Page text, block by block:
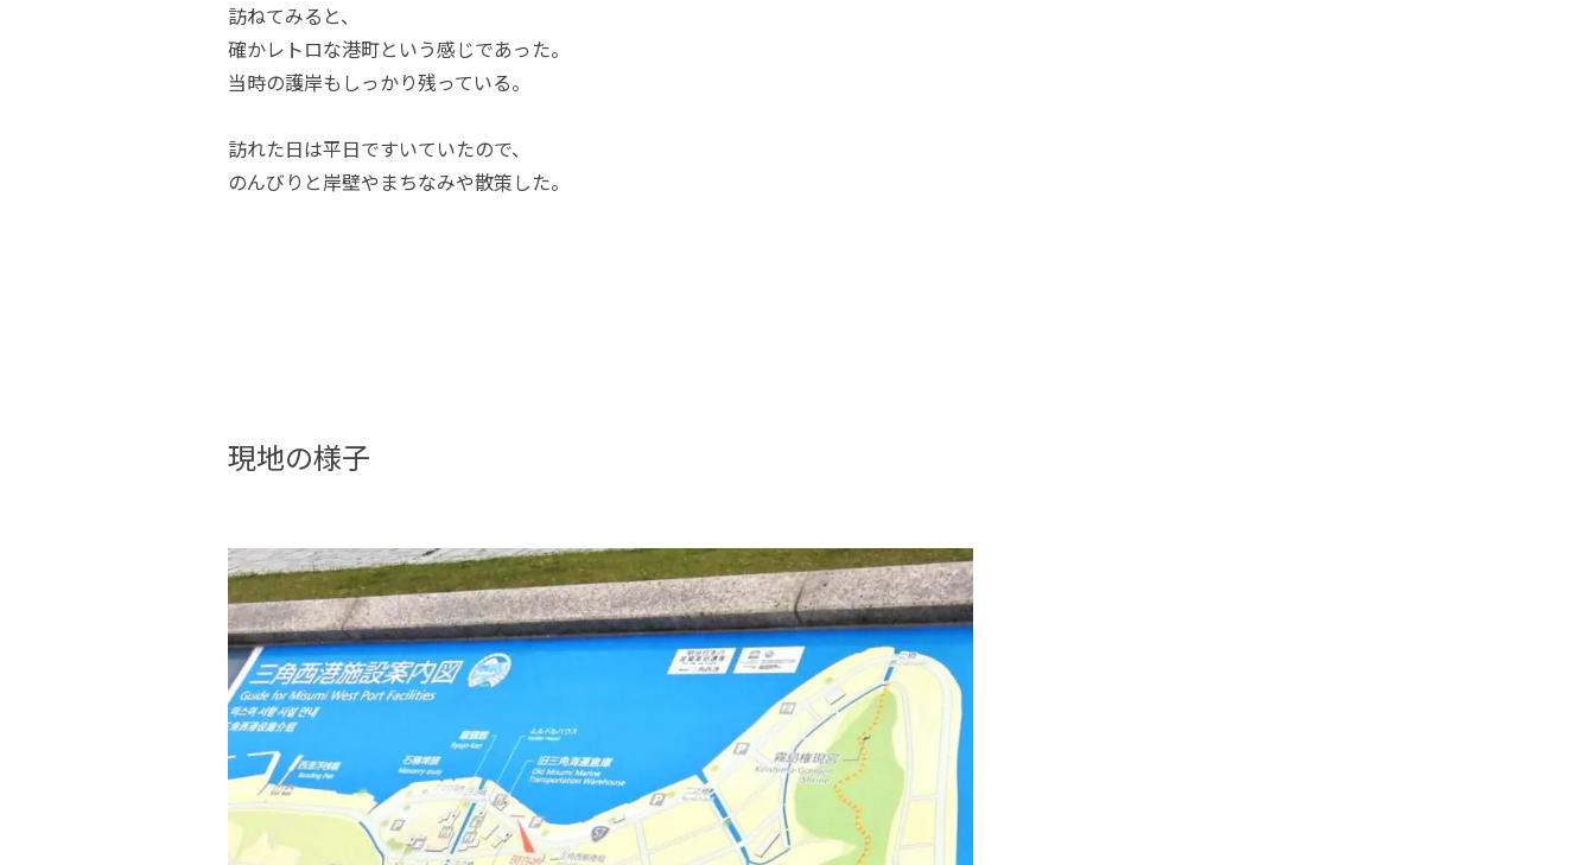
訪ねてみると、
確かレトロな港町という感じであった。
当時の護岸もしっかり残っている。
訪れた日は平日ですいていたので、
のんびりと岸壁やまちなみや散策した。
現地の様子